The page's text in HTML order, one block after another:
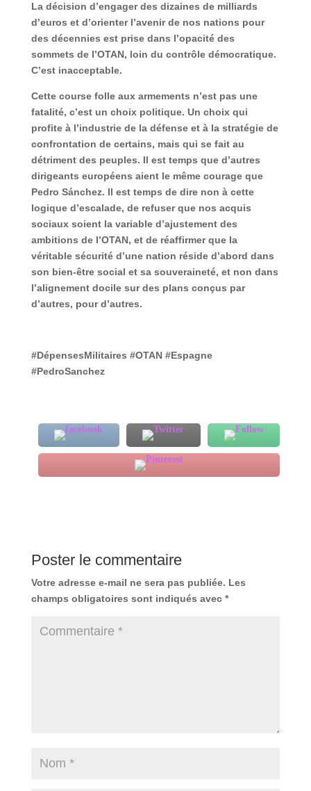
La décision d’engager des dizaines de milliards
d’euros et d’orienter l’avenir de nos nations pour
des décennies est prise dans l’opacité des
sommets de l’OTAN, loin du contrôle démocratique.
C’est inacceptable.
Cette course folle aux armements n’est pas une
fatalité, c’est un choix politique. Un choix qui
profite à l’industrie de la défense et à la stratégie de
confrontation de certains, mais qui se fait au
détriment des peuples. Il est temps que d’autres
dirigeants européens aient le même courage que
Pedro Sánchez. Il est temps de dire non à cette
logique d’escalade, de refuser que nos acquis
sociaux soient la variable d’ajustement des
ambitions de l’OTAN, et de réaffirmer que la
véritable sécurité d’une nation réside d’abord dans
son bien-être social et sa souveraineté, et non dans
l’alignement docile sur des plans conçus par
d’autres, pour d’autres.
#DépensesMilitaires #OTAN #Espagne
#PedroSanchez
Poster le commentaire
Votre adresse e-mail ne sera pas publiée. Les
champs obligatoires sont indiqués avec *